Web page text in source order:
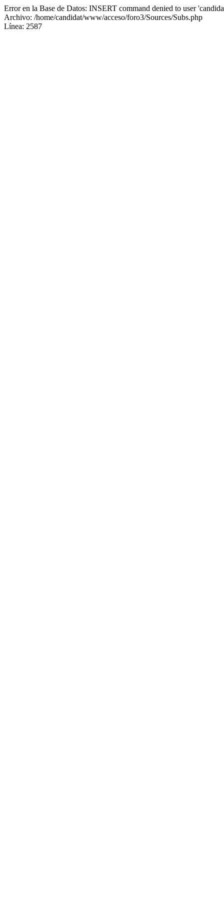
Error en la Base de Datos: INSERT command denied to user
Archivo: /home/candidat/www/acceso/foro3/Sources/Subs.php
Línea: 2587